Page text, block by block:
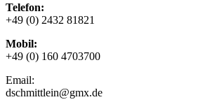
Telefon:
+49 (0) 2432 81821
Mobil:
+49 (0) 160 4703700
Email:
dschmittlein@gmx.de